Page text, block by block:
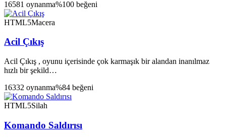
16581 oynanma%100 beğeni
HTML5Macera
Acil Çıkış
Acil Çıkış , oyunu içerisinde çok karmaşık bir alandan inanılmaz
hızlı bir şekild…
16332 oynanma%84 beğeni
HTML5Silah
Komando Saldırısı